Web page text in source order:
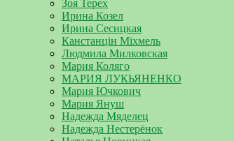
Зоя Терех
Ирина Козел
Ирина Сесицкая
Канстанцін Міхмель
Людмила Милковская
Мария Коляго
МАРИЯ ЛУКЬЯНЕНКО
Мария Ючкович
Мария Януш
Надежда Мяделец
Надежда Нестерёнок